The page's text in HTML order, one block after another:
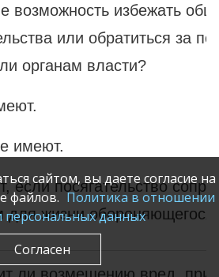
возможность избежать
или обратиться за
органам власти?
имеют.
если посягательство
для жизни обороняющегося.
ли возмещению вред,
сайтом, вы даете согласие на
файлов. Политика в отношении
персональных данных
Согласен